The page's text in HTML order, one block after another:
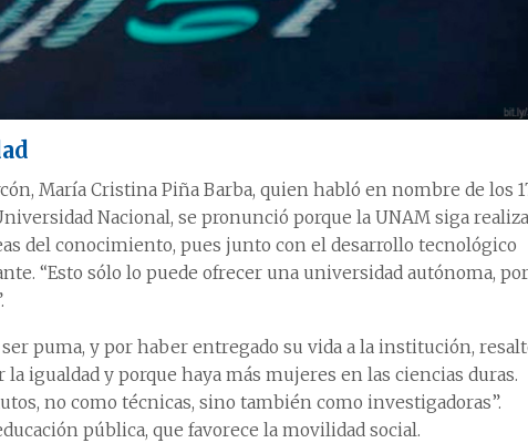
María Cristina Piña Barba, quien habló en nombre de los
Nacional, se pronunció porque la UNAM siga
del conocimiento, pues junto con el desarrollo tecnológico
“Esto sólo lo puede ofrecer una universidad autónoma,
puma, y por haber entregado su vida a la institución,
igualdad y porque haya más mujeres en las ciencias duras.
no como técnicas, sino también como investigadoras”.
pública, que favorece la movilidad social.